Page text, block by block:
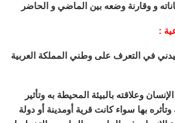
و وقارنة وضعه بين الماضي و الحاضر
:
في التعرف على وطني المملكة العربية
وعلاقته بالبيئة المحيطة به وتأثير
وتأثره بها سواء كانت قرية أومدينة أو دولة